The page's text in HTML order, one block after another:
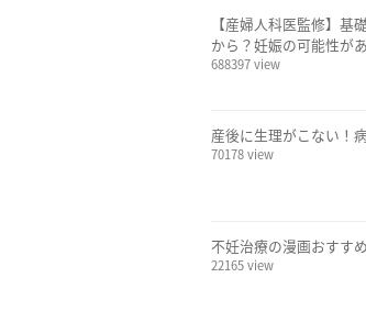
【産婦人科医監修】
から？妊娠の可能性が
688397 view
産後に生理がこない！
70178 view
不妊治療の漫画おすす
22165 view